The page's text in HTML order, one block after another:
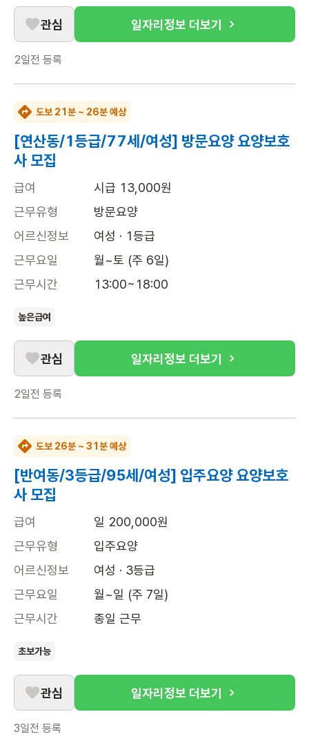
관심 일자리정보 더보기
2일전 등록
도보 21분 ~ 26분 예상
[연산동/1등급/77세/여성] 방문요양 요양보호
사 모집
급여
시급 13,000원
근무유형
방문요양
어르신정보
여성 · 1등급
근무요일
월~토 (주 6일)
근무시간
13:00~18:00
높은급여
관심 일자리정보 더보기
2일전 등록
도보 26분 ~ 31분 예상
[반여동/3등급/95세/여성] 입주요양 요양보호
사 모집
급여
일 200,000원
근무유형
입주요양
어르신정보
여성 · 3등급
근무요일
월~일 (주 7일)
근무시간
종일 근무
초보가능
관심 일자리정보 더보기
3일전 등록